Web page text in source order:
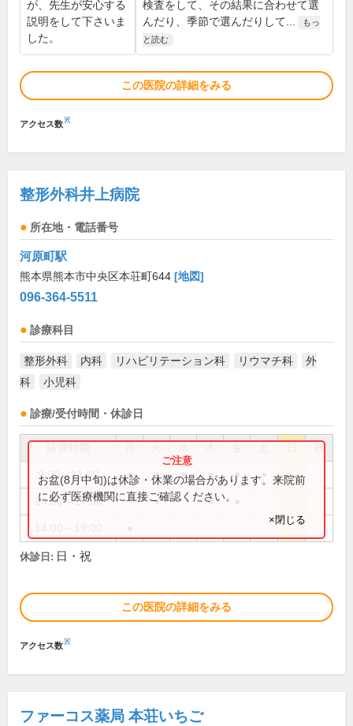
が、先生が安心する
説明をして下さいま
した。
検査をして、その結果に合わせて選
んだり、季節で選んだりして...
もっ
と読む
この医院の詳細をみる
アクセス数※
整形外科井上病院
所在地・電話番号
河原町駅
熊本県熊本市中央区本荘町644 [地図]
096-364-5511
診療科目
整形外科 内科 リハビリテーション科 リウマチ科
外
科
小児科
診療/受付時間・休診日
祝
9:00～11:00 ● ● ● ● ●
14:00～17:00 ● ●
お盆(8月中旬)は休診・休業の場合があります。来院前
に必ず医療機関に直接ご確認ください。
×閉じる
休診日: 日・祝
この医院の詳細をみる
アクセス数※
ファーコス薬局 本荘いちご